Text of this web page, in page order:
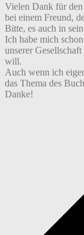
Vielen Dank für
bei einem Freund,
Bitte, es auch in
Ich habe mich
unserer
will.
Auch wenn ich
das Thema des
Danke!